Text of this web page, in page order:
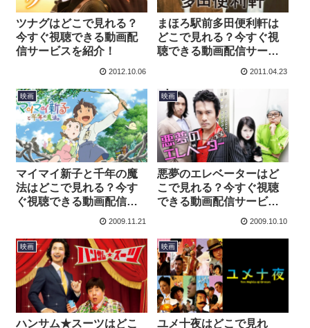
ツナグはどこで見れる？
今すぐ視聴できる動画配
信サービスを紹介！
2012.10.06
まほろ駅前多田便利軒は
どこで見れる？今すぐ視
聴できる動画配信サービ
2011.04.23
映画
マイマイ新子と千年の魔
法はどこで見れる？今す
ぐ視聴できる動画配信サ
2009.11.21
映画
悪夢のエレベーターはど
こで見れる？今すぐ視聴
できる動画配信サービス
2009.10.10
映画
ハンサム★スーツはどこ
映画
ユメ十夜はどこで見れ